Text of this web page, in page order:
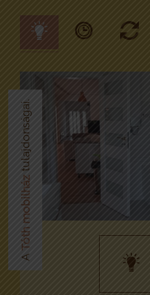
A
Tóth mobilház
tulajdonságai.